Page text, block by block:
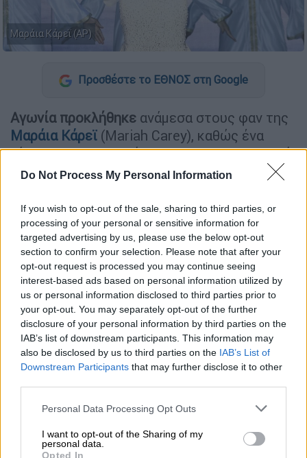
Do Not Process My Personal Information
If you wish to opt-out of the sale, sharing to third parties, or
processing of your personal or sensitive information for
targeted advertising by us, please use the below opt-out
section to confirm your selection. Please note that after your
opt-out request is processed you may continue seeing
interest-based ads based on personal information utilized by
us or personal information disclosed to third parties prior to
your opt-out. You may separately opt-out of the further
disclosure of your personal information by third parties on the
IAB’s list of downstream participants. This information may
also be disclosed by us to third parties on the IAB’s List of
Downstream Participants that may further disclose it to other
Please note that this website/app uses one or more Google
not limited to your visit or usage behaviour. You may click to
grant or deny consent to Google and its third-party tags to
Personal Data Processing Opt Outs
I want to opt-out of the Sharing of my
personal data.
Opted In
Μαράια Κάρεϊ (AP)
Προσθέστε το ΕΘΝΟΣ στη Google
Αγωνία προκλήθηκε ανάμεσα στους φαν της
Μαράια Κάρεϊ (Mariah Carey), καθώς ένα
βίντεο που κυκλοφόρησε στο Instagram από
πρόσφατη συναυλία της τραγουδίστριας στο
αργούς ρυθμούςστη σκηνή.
ΔΙΑΒΑΣΤΕ ΕΠΙΣΗΣ
Lifestyle|11.02.2025 19:22
Το ιδιωτικό τζετ του Vince Neil
συγκρούστηκε με αεροπλάνο -
Νεκρός ο πιλότος
Φορώντας
ένα αποκαλυπτικό ροζ κορμάκι με
ροζ δαντέλααπό πάνω και ψηλοτάκουνα